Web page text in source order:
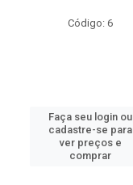
Código: 6
Faça seu login ou
cadastre-se para
ver preços e
comprar